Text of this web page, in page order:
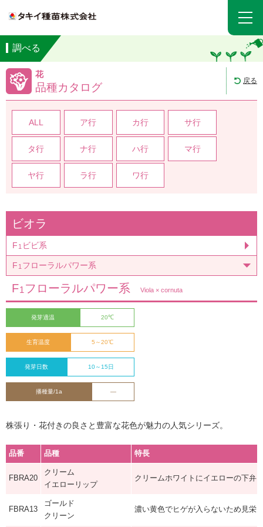
調べる
花
品種カタログ
戻る
ALL ア行 カ行 サ行
タ行 ナ行 ハ行 マ行
ヤ行 ラ行 ワ行
ビオラ
F 1 ビビ系
F 1 フローラルパワー系
F1 フローラルパワー系 Viola × cornuta
発芽適温 20℃
生育温度 5～20℃
発芽日数 10～15日
播種量/1a —
株張り・花付きの良さと豊富な花色が魅力の人気シリーズ。
品番 品種 特長
FBRA20
クリーム
イエローリップ
クリームホワイトにイエローの下弁
FBRA13
ゴールド
クリーン
濃い黄色でヒゲが入らないため見栄